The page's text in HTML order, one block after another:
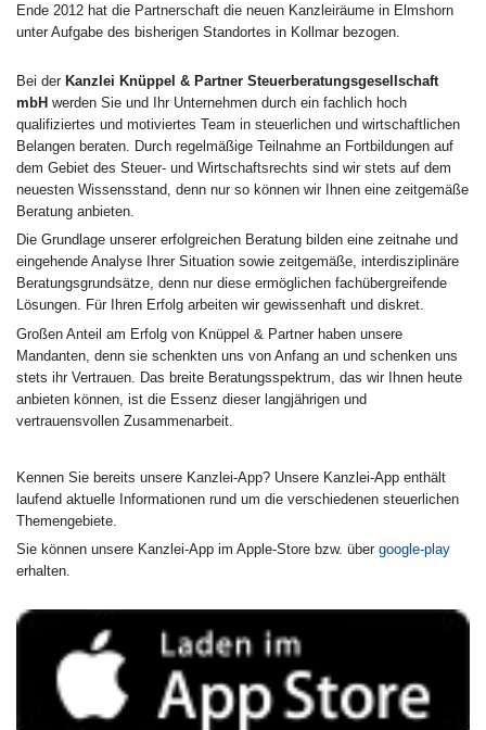
Ende 2012 hat die Partnerschaft die neuen Kanzleiräume in Elmshorn
unter Aufgabe des bisherigen Standortes in Kollmar bezogen.
Bei der Kanzlei Knüppel & Partner Steuerberatungsgesellschaft
mbH werden Sie und Ihr Unternehmen durch ein fachlich hoch
qualifiziertes und motiviertes Team in steuerlichen und wirtschaftlichen
Belangen beraten. Durch regelmäßige Teilnahme an Fortbildungen auf
dem Gebiet des Steuer- und Wirtschaftsrechts sind wir stets auf dem
neuesten Wissensstand, denn nur so können wir Ihnen eine zeitgemäße
Beratung anbieten.
Die Grundlage unserer erfolgreichen Beratung bilden eine zeitnahe und
eingehende Analyse Ihrer Situation sowie zeitgemäße, interdisziplinäre
Beratungsgrundsätze, denn nur diese ermöglichen fachübergreifende
Lösungen. Für Ihren Erfolg arbeiten wir gewissenhaft und diskret.
Großen Anteil am Erfolg von Knüppel & Partner haben unsere
Mandanten, denn sie schenkten uns von Anfang an und schenken uns
stets ihr Vertrauen. Das breite Beratungsspektrum, das wir Ihnen heute
anbieten können, ist die Essenz dieser langjährigen und
vertrauensvollen Zusammenarbeit.
Kennen Sie bereits unsere Kanzlei-App? Unsere Kanzlei-App enthält
laufend aktuelle Informationen rund um die verschiedenen steuerlichen
Themengebiete.
Sie können unsere Kanzlei-App im Apple-Store bzw. über google-play
erhalten.